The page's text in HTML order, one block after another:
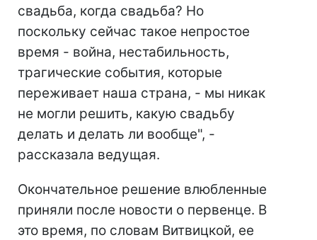
свадьба, когда свадьба? Но
поскольку сейчас такое непростое
время - война, нестабильность,
трагические события, которые
переживает наша страна, - мы никак
не могли решить, какую свадьбу
делать и делать ли вообще", -
рассказала ведущая.
Окончательное решение влюбленные
приняли после новости о первенце. В
это время, по словам Витвицкой, ее